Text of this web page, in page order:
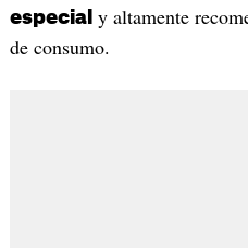
especial y altamente
de consumo.